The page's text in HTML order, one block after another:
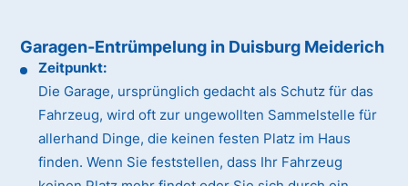
Garagen-Entrümpelung in Duisburg Meiderich
Zeitpunkt:
Die Garage, ursprünglich gedacht als Schutz für das
Fahrzeug, wird oft zur ungewollten Sammelstelle für
allerhand Dinge, die keinen festen Platz im Haus
finden. Wenn Sie feststellen, dass Ihr Fahrzeug